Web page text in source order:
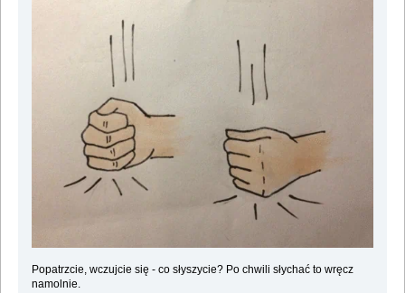
Popatrzcie, wczujcie się - co słyszycie? Po chwili słychać to wręcz
namolnie.